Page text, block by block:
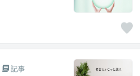
記事